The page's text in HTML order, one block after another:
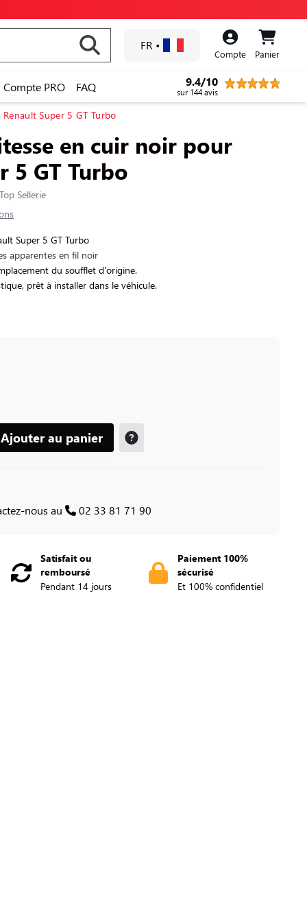
FR •
Compte Panier
Compte PRO FAQ 9.4/10
sur 144 avis
Super 5 GT Turbo
en cuir noir pour
5 GT Turbo
Sellerie
Super 5 GT Turbo
apparentes en fil noir
du soufflet d'origine.
prêt à installer dans le véhicule.
Ajouter au panier
nous au 02 33 81 71 90
Satisfait ou
remboursé
Pendant 14 jours
Paiement 100%
sécurisé
Et 100% confidentiel